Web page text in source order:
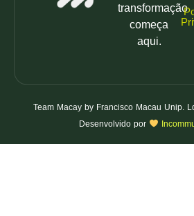
transformação
começa
aqui.
Team Macay by Francisco Macau Unip.
Desenvolvido por